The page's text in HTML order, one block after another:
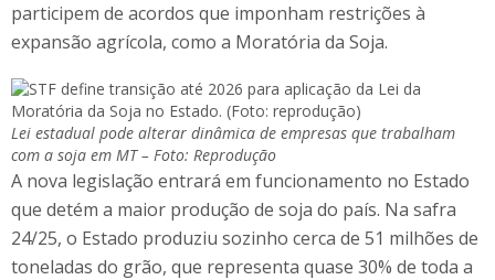
participem de acordos que imponham restrições à
expansão agrícola, como a Moratória da Soja.
Lei estadual pode alterar dinâmica de empresas que trabalham
com a soja em MT – Foto: Reprodução
A nova legislação entrará em funcionamento no Estado
que detém a maior produção de soja do país. Na safra
24/25, o Estado produziu sozinho cerca de 51 milhões de
toneladas do grão, que representa quase 30% de toda a